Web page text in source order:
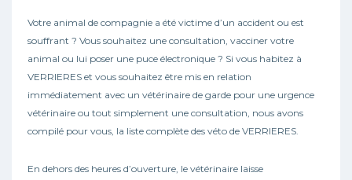
Votre animal de compagnie a été victime d’un accident ou est
souffrant ? Vous souhaitez une consultation, vacciner votre
animal ou lui poser une puce électronique ? Si vous habitez à
VERRIERES et vous souhaitez être mis en relation
immédiatement avec un vétérinaire de garde pour une urgence
vétérinaire ou tout simplement une consultation, nous avons
compilé pour vous, la liste complète des véto de VERRIERES.
En dehors des heures d’ouverture, le vétérinaire laisse